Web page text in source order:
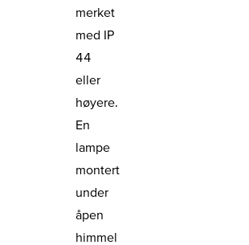
merket
med IP
44
eller
høyere.
En
lampe
montert
under
åpen
himmel